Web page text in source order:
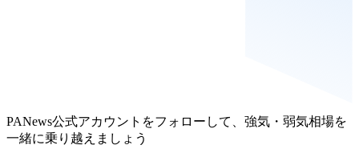
PANews公式アカウントをフォローして、強気・弱気相場を
一緒に乗り越えましょう